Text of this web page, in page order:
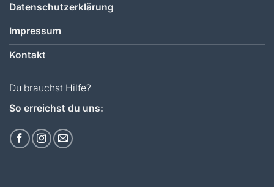
Datenschutzerklärung
Impressum
Kontakt
Du brauchst Hilfe?
So erreichst du uns: